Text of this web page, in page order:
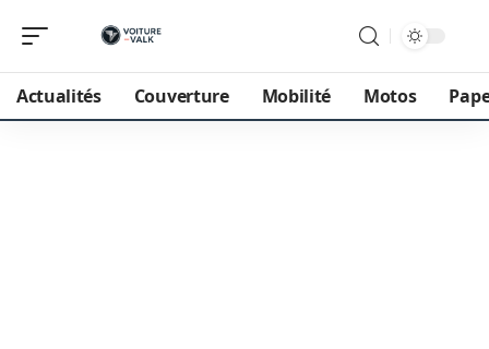
Actualités Couverture Mobilité Motos